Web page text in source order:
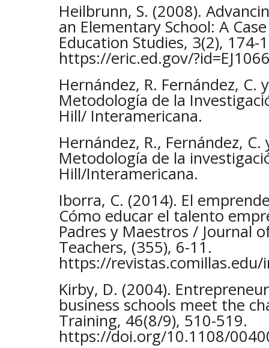
Heilbrunn, S. (2008).
an Elementary School: A
Education Studies, 3(2), 174-
https://eric.ed.gov/
Hernández, R. Fernández, C.
Metodología de la
Hill/ Interamericana.
Hernández, R., Fernández,
Metodología de la
Hill/Interamericana.
Iborra, C. (2014). El
Cómo educar el talento
Padres y Maestros / Journal
Teachers, (355), 6-11.
https://
Kirby, D. (2004).
business schools meet the
Training, 46(8/9), 510-519.
https://doi.org/10.1108/